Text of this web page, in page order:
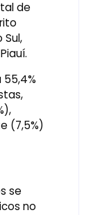
de
Sul,
(7,5%)
se
no